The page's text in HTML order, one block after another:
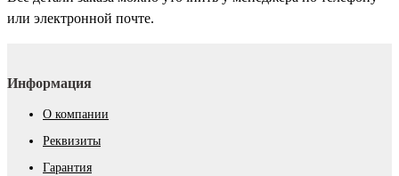
или электронной почте.
Информация
О компании
Реквизиты
Гарантия